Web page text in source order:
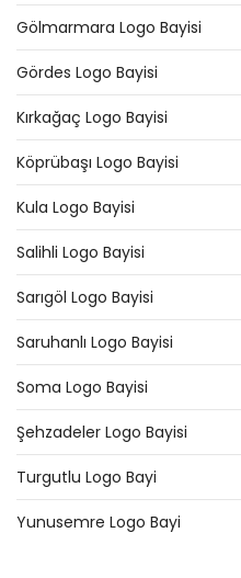
Gölmarmara Logo Bayisi
Gördes Logo Bayisi
Kırkağaç Logo Bayisi
Köprübaşı Logo Bayisi
Kula Logo Bayisi
Salihli Logo Bayisi
Sarıgöl Logo Bayisi
Saruhanlı Logo Bayisi
Soma Logo Bayisi
Şehzadeler Logo Bayisi
Turgutlu Logo Bayi
Yunusemre Logo Bayi